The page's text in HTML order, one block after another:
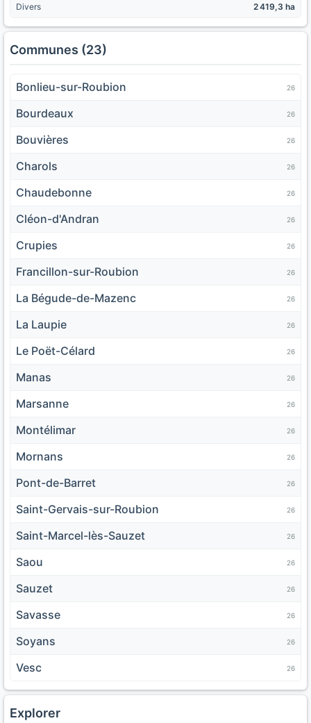
Divers 2 419,3 ha
Communes (23)
Bonlieu-sur-Roubion 26
Bourdeaux 26
Bouvières 26
Charols 26
Chaudebonne 26
Cléon-d'Andran 26
Crupies 26
Francillon-sur-Roubion 26
La Bégude-de-Mazenc 26
La Laupie 26
Le Poët-Célard 26
Manas 26
Marsanne 26
Montélimar 26
Mornans 26
Pont-de-Barret 26
Saint-Gervais-sur-Roubion 26
Saint-Marcel-lès-Sauzet 26
Saou 26
Sauzet 26
Savasse 26
Soyans 26
Vesc 26
Explorer